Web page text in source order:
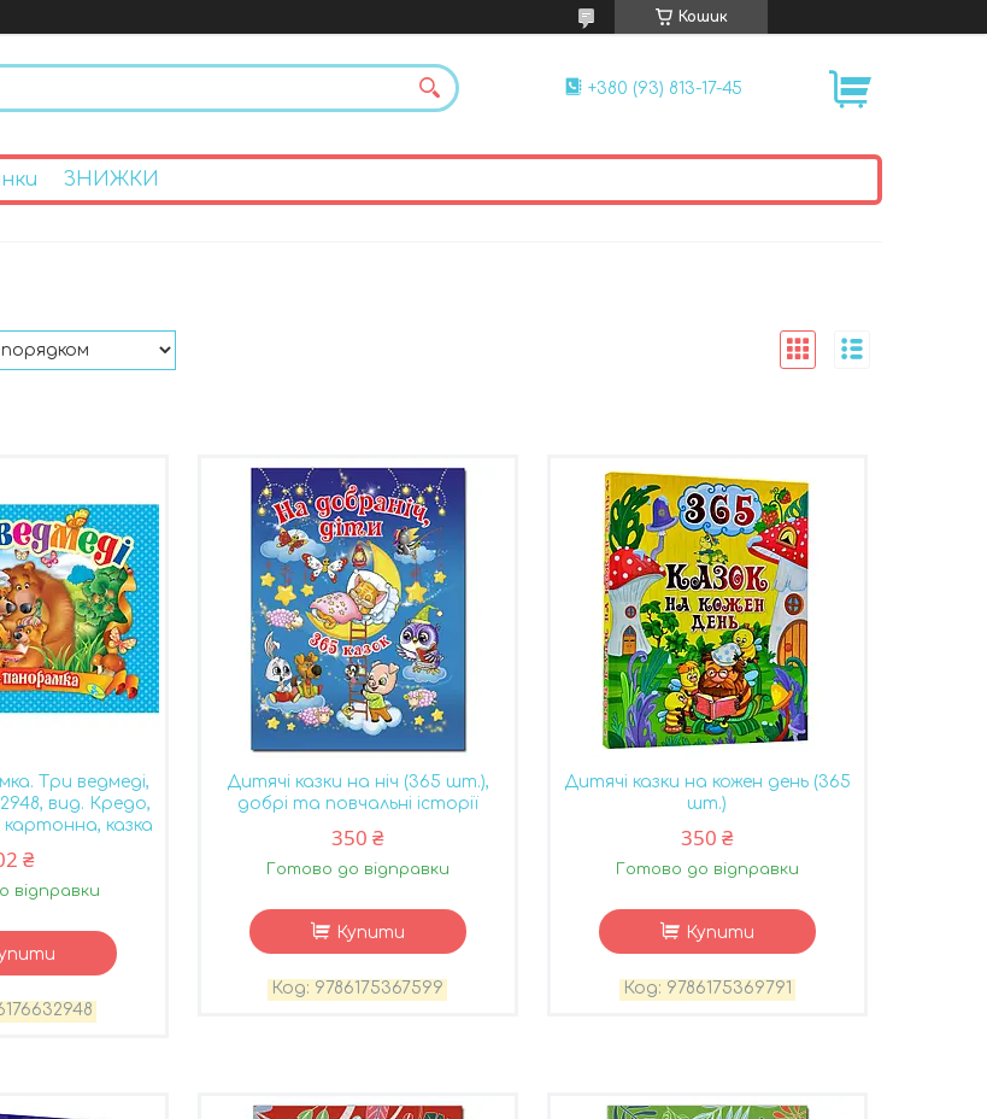
Кошик
+380 (93) 813-17-45
ЗНИЖКИ
Три ведмеді,
вид. Кредо,
казка
₴
відправки
Дитячі казки на ніч (365 шт.),
добрі та повчальні історії
350 ₴
Готово до відправки
Купити
9786175367599
Дитячі казки на кожен день (365
шт.)
350 ₴
Готово до відправки
Купити
9786175369791